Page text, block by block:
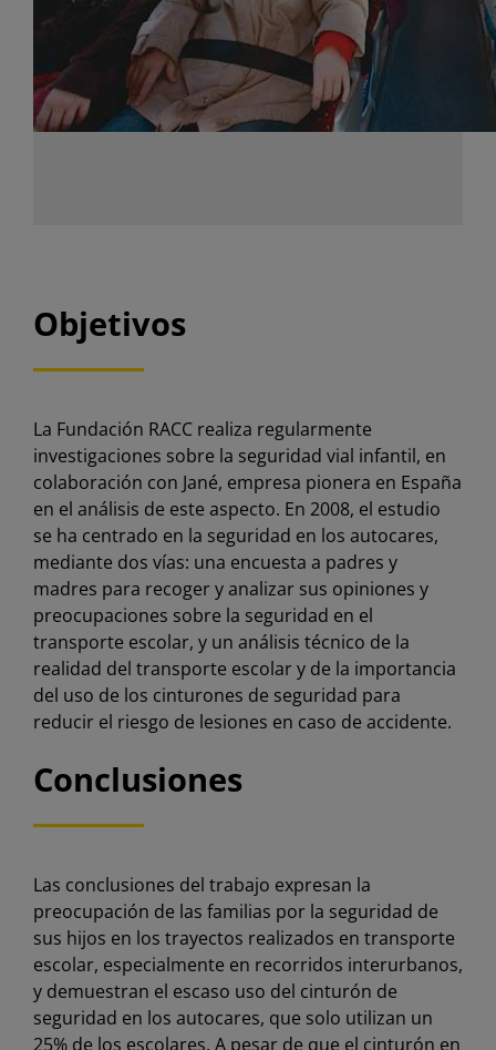
Objetivos
La Fundación RACC realiza regularmente
investigaciones sobre la seguridad vial infantil, en
colaboración con Jané, empresa pionera en España
en el análisis de este aspecto. En 2008, el estudio
se ha centrado en la seguridad en los autocares,
mediante dos vías: una encuesta a padres y
madres para recoger y analizar sus opiniones y
preocupaciones sobre la seguridad en el
transporte escolar, y un análisis técnico de la
realidad del transporte escolar y de la importancia
del uso de los cinturones de seguridad para
reducir el riesgo de lesiones en caso de accidente.
Conclusiones
Las conclusiones del trabajo expresan la
preocupación de las familias por la seguridad de
sus hijos en los trayectos realizados en transporte
escolar, especialmente en recorridos interurbanos,
y demuestran el escaso uso del cinturón de
seguridad en los autocares, que solo utilizan un
25% de los escolares. A pesar de que el cinturón en